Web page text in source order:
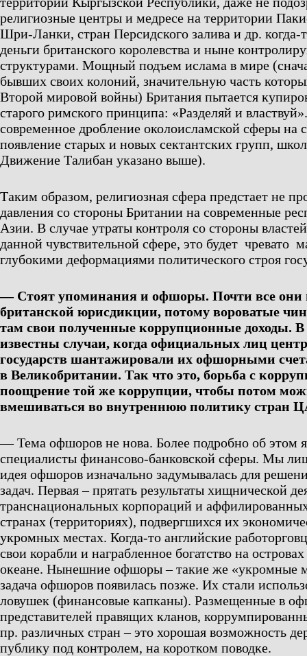
религиозные центры и медресе на территории
Шри-Ланки, стран Персидского залива и др.
деньги британского королевства и ныне
структурами. Мощный подъем ислама в мире
бывших своих колоний, значительную часть
Второй мировой войны) Британия пытается
старого римского принципа: «Разделяй и
современное дробление околоисламской сферы на
появление старых и новых сектантских групп,
Движение Талибан указано выше).
Таким образом, религиозная сфера предстает не
давления со стороны Британии на современные
Азии. В случае утраты контроля со стороны
данной чувствительной сфере, это будет чревато
глубокими деформациями политического строя
— Стоят упоминания и офшоры. Почти все они
британской юрисдикции, потому вороватые
там свои полученные коррупционные доходы.
известны случаи, когда официальных лиц
государств шантажировали их офшорными
в Великобритании. Так что это, борьба с
поощрение той же коррупции, чтобы потом
вмешиваться во внутреннюю политику стран
— Тема офшоров не нова. Более подробно об этом
специалисты финансово-банковской сферы. Мы
идея офшоров изначально задумывалась для
задач. Первая – прятать результаты хищнической
транснациональных корпораций и
странах (территориях), подвергшихся их
укромных местах. Когда-то английские
свои корабли и награбленное богатство на
океане. Нынешние офшоры – такие же «укромные
задача офшоров появилась позже. Их стали
ловушек (финансовые капканы). Размещенные в
представителей правящих кланов,
пр. различных стран – это хорошая возможность
публику под контролем, на коротком поводке.